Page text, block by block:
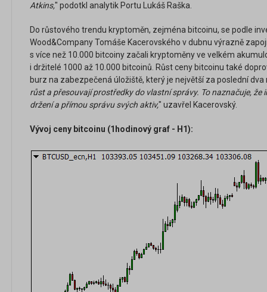
Atkins," podotkl analytik Portu Lukáš Raška.
Do růstového trendu kryptoměn, zejména bitcoinu, se podle
Wood&Company Tomáše Kacerovského v dubnu výrazně
s více než 10.000 bitcoiny začali kryptoměny ve velkém
i držitelé 1000 až 10.000 bitcoinů. Růst ceny bitcoinu také
burz na zabezpečená úložiště, který je největší za poslední dva
růst a přesouvají prostředky do vlastní správy. To naznačuje, že
držení a přímou správu svých aktiv," uzavřel Kacerovský.
Vývoj ceny bitcoinu (1hodinový graf - H1):